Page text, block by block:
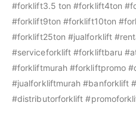
#forklift3.5 ton #forklift4ton
#forklift9ton #forklift10ton
#forklift25ton #jualforklift
#serviceforklift #forkliftbaru
#forkliftmurah #forkliftpromo
#jualforkliftmurah #banforklift
#distributorforklift